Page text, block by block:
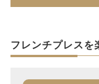
フレンチプレスを